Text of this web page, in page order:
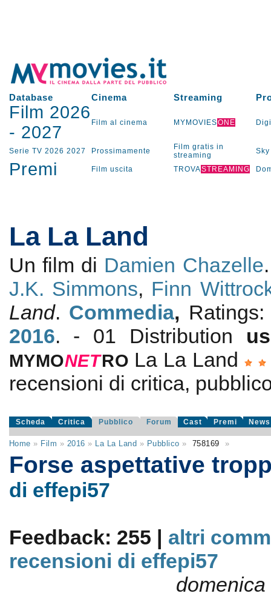
Database Cinema Streaming
Film 2026
- 2027 Film al cinema MYMOVIESONE
Serie TV 2026 2027 Prossimamente
Film gratis in
streaming
Sky
Premi Film uscita TROVASTREAMING
La La Land
Un film di Damien Chazelle
J.K. Simmons, Finn
Land. Commedia,
2016. - 01 Distribution
MYMONETRO La La Land
recensioni di critica,
Scheda Critica Pubblico Forum Cast Premi News
Home » Film » 2016 » La La Land » Pubblico » 758169 »
Forse aspettative
di effepi57
Feedback: 255 | altri
recensioni di effepi57